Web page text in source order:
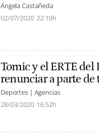
Ángela Castañeda
02/07/2020 22:10h
Tomic y el ERTE del
renunciar a parte de
Deportes | Agencias
28/03/2020 16:52h